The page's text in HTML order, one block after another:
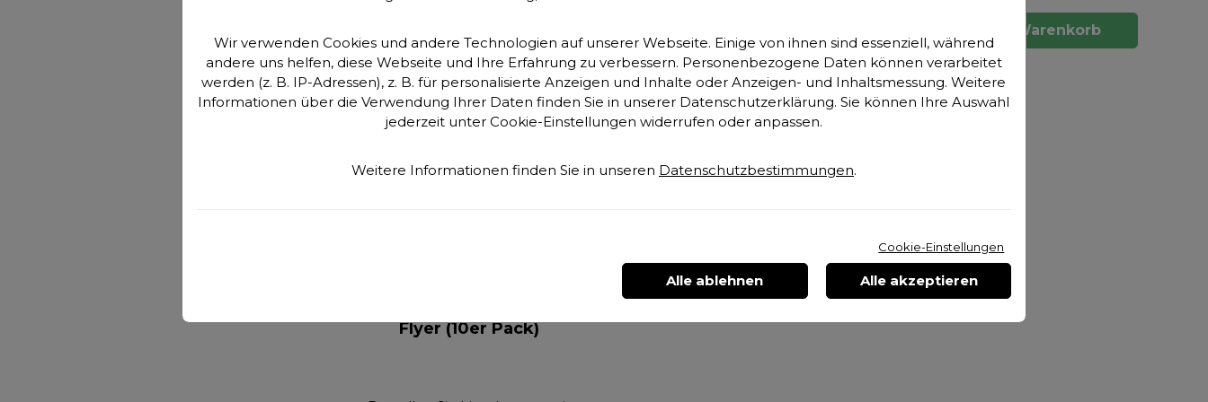
Lichtfrequenz
•Selbstverantwortung Sie
können das E-Book hier direkt
downloaden. Download gratis
E-BookIhre Fragen nimmt
per Mail oder auch telefonisch
Die Daten und Telefonzeiten
finden Sie in der Fußzeile
unserer Homepage
Fragen nimmt unser Support-
Team gerne per Mail oder
auch telefonisch entgegen.
Die Daten und Telefonzeiten
finden Sie in der Fußzeile
unserer Homepage
In den Warenkorb
Flyer (10er Pack)
Wir verwenden Cookies und andere Technologien auf unserer Webseite. Einige von ihnen sind essenziell, während
andere uns helfen, diese Webseite und Ihre Erfahrung zu verbessern. Personenbezogene Daten können verarbeitet
werden (z. B. IP-Adressen), z. B. für personalisierte Anzeigen und Inhalte oder Anzeigen- und Inhaltsmessung. Weitere
Informationen über die Verwendung Ihrer Daten finden Sie in unserer Datenschutzerklärung. Sie können Ihre Auswahl
jederzeit unter Cookie-Einstellungen widerrufen oder anpassen.
Weitere Informationen finden Sie in unseren Datenschutzbestimmungen.
Cookie-Einstellungen
Alle ablehnen Alle akzeptieren